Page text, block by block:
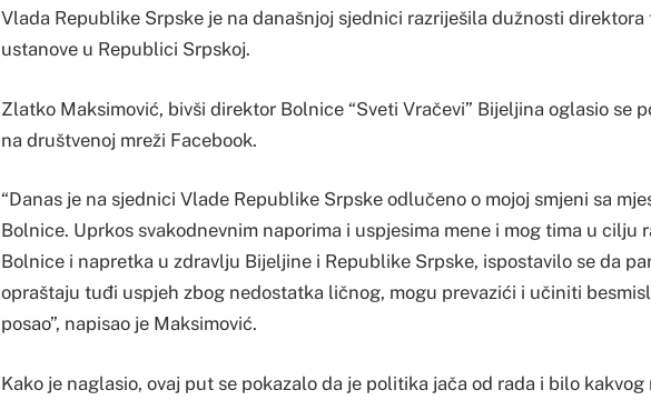
Vlada Republike Srpske je na današnjoj sjednici razriješila dužnosti direktora
ustanove u Republici Srpskoj.
Zlatko Maksimović, bivši direktor Bolnice “Sveti Vračevi” Bijeljina oglasio se
na društvenoj mreži Facebook.
“Danas je na sjednici Vlade Republike Srpske odlučeno o mojoj smjeni sa
Bolnice. Uprkos svakodnevnim naporima i uspjesima mene i mog tima u cilju
Bolnice i napretka u zdravlju Bijeljine i Republike Srpske, ispostavilo se da
opraštaju tuđi uspjeh zbog nedostatka ličnog, mogu prevazići i učiniti
posao”, napisao je Maksimović.
Kako je naglasio, ovaj put se pokazalo da je politika jača od rada i bilo kakvog